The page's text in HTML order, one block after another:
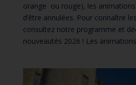
orange ou rouge), les
d’être annulées. Pour connaître
consultez notre programme et
nouveautés 2026 ! Les